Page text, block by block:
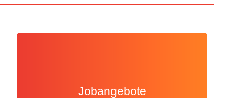
Jobangebote